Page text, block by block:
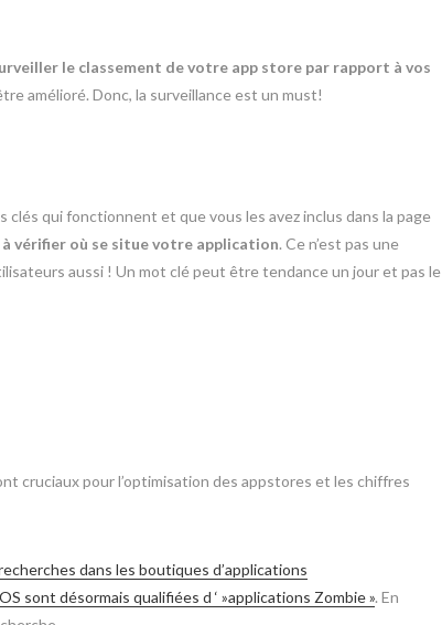
le classement de votre app store par rapport à vos
amélioré. Donc, la surveillance est un must!
qui fonctionnent et que vous les avez inclus dans la page
vérifier où se situe votre application. Ce n’est pas une
aussi ! Un mot clé peut être tendance un jour et pas le
cruciaux pour l’optimisation des appstores et les chiffres
dans les boutiques d’applications
sont désormais qualifiées d ‘ »applications Zombie ». En